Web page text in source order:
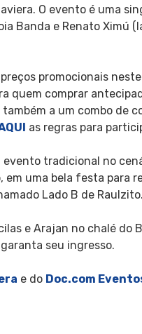
O evento é uma
Banda e Renato Ximú
promocionais neste
quem comprar
também a um combo de
as regras para
evento tradicional no
uma bela festa para
Lado B de Raulzito.
e Arajan no chalé do
seu ingresso.
e do Doc.com